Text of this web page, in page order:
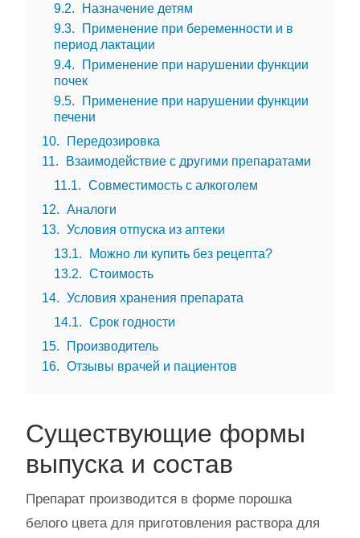
9.2
Назначение детям
9.3
Применение при беременности и в
период лактации
9.4
Применение при нарушении функции
почек
9.5
Применение при нарушении функции
печени
10
Передозировка
11
Взаимодействие с другими препаратами
11.1
Совместимость с алкоголем
12
Аналоги
13
Условия отпуска из аптеки
13.1
Можно ли купить без рецепта?
13.2
Стоимость
14
Условия хранения препарата
14.1
Срок годности
15
Производитель
16
Отзывы врачей и пациентов
Существующие формы
выпуска и состав
Препарат производится в форме порошка
белого цвета для приготовления раствора для